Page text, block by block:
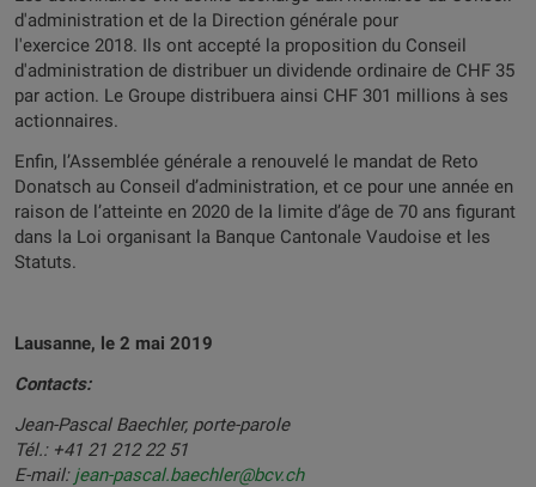
d'administration et de la Direction générale pour
l'exercice 2018. Ils ont accepté la proposition du Conseil
d'administration de distribuer un dividende ordinaire de CHF 35
par action. Le Groupe distribuera ainsi CHF 301 millions à ses
actionnaires.
Enfin, l’Assemblée générale a renouvelé le mandat de Reto
Donatsch au Conseil d’administration, et ce pour une année en
raison de l’atteinte en 2020 de la limite d’âge de 70 ans figurant
dans la Loi organisant la Banque Cantonale Vaudoise et les
Statuts.
Lausanne, le 2 mai 2019
Contacts:
Jean-Pascal Baechler, porte-parole
Tél.: +41 21 212 22 51
E-mail: jean-pascal.baechler@bcv.ch